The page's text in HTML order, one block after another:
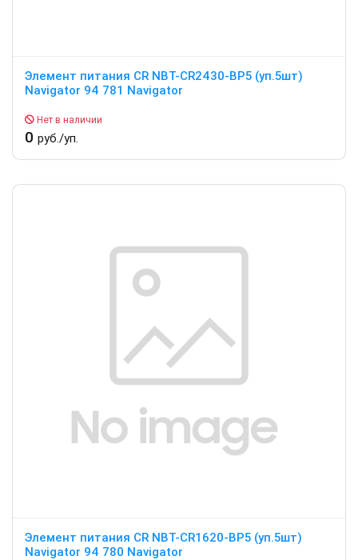
Элемент питания CR NBT-CR2430-BP5 (уп.5шт)
Navigator 94 781 Navigator
Нет в наличии
0 руб./уп.
Элемент питания CR NBT-CR1620-BP5 (уп.5шт)
Navigator 94 780 Navigator